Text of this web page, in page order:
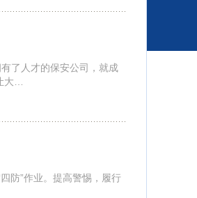
了人才的保安公司，就成
大…
防”作业。提高警惕，履行